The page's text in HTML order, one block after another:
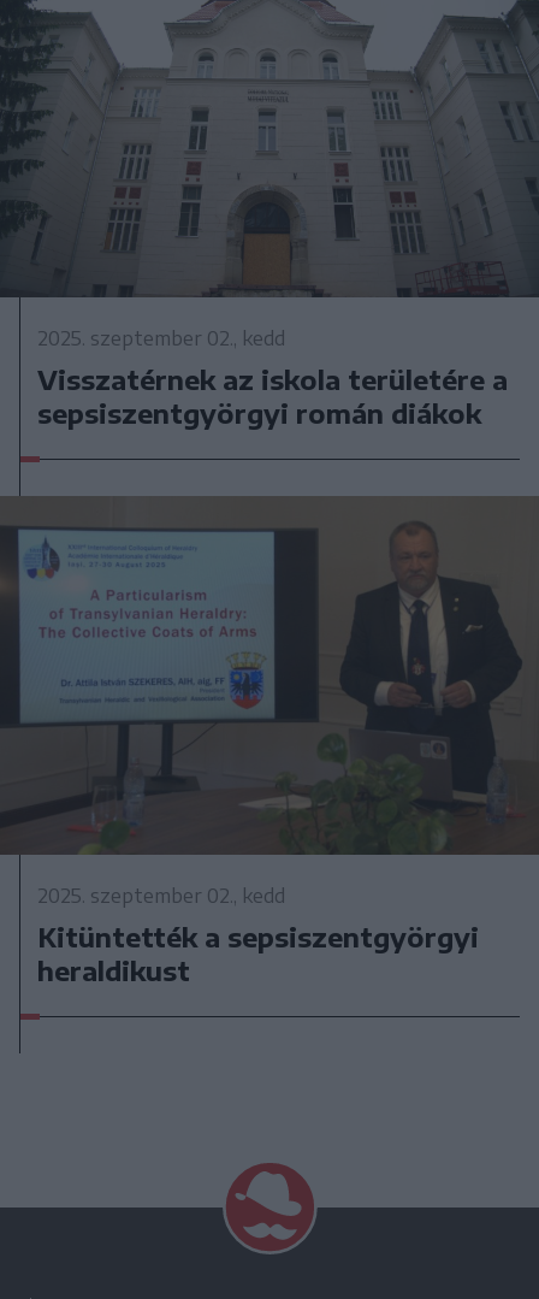
2025. szeptember 02., kedd
Visszatérnek az iskola területére a
sepsiszentgyörgyi román diákok
2025. szeptember 02., kedd
Kitüntették a sepsiszentgyörgyi
heraldikust